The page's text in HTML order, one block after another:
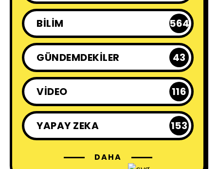
BILIM 564
GÜNDEMDEKILER 43
VIDEO 116
YAPAY ZEKA 153
DAHA